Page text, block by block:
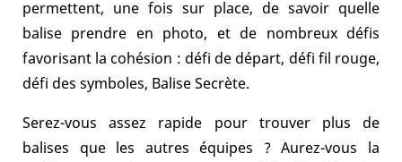
permettent, une fois sur place, de savoir quelle
balise prendre en photo, et de nombreux défis
favorisant la cohésion : défi de départ, défi fil rouge,
défi des symboles, Balise Secrète.
Serez-vous assez rapide pour trouver plus de
balises que les autres équipes ? Aurez-vous la